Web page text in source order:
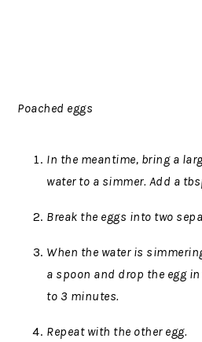
Poached eggs
In the meantime, bring a
water to a simmer. Add a
Break the eggs into two
When the water is
a spoon and drop the egg
to 3 minutes.
Repeat with the other egg.